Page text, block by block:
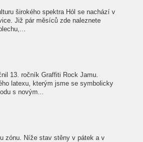
širokého spektra Hól se nachází v
Již pár měsíců zde naleznete
13. ročník Graffiti Rock Jamu.
latexu, kterým jsme se symbolicky
s novým...
zónu. Níže stav stěny v pátek a v